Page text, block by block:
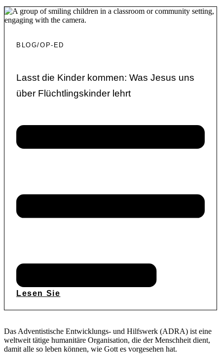
BLOG/OP-ED
Lasst die Kinder kommen: Was Jesus uns
über Flüchtlingskinder lehrt
Lesen Sie
Das Adventistische Entwicklungs- und Hilfswerk (ADRA) ist eine
weltweit tätige humanitäre Organisation, die der Menschheit dient,
damit alle so leben können, wie Gott es vorgesehen hat.